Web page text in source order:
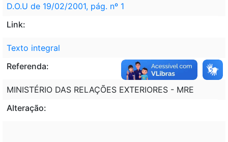
D.O.U de 19/02/2001, pág. nº 1
Link:
Texto integral
Referenda:
MINISTÉRIO DAS RELAÇÕES EXTERIORES - MRE
Alteração: